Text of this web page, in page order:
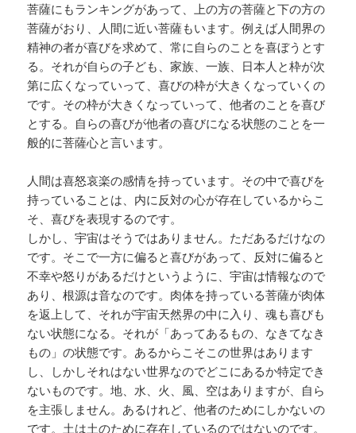
菩薩にもランキングがあって、上の方の菩薩と下の方の
菩薩がおり、人間に近い菩薩もいます。例えば人間界の
精神の者が喜びを求めて、常に自らのことを喜ぼうとす
る。それが自らの子ども、家族、一族、日本人と枠が次
第に広くなっていって、喜びの枠が大きくなっていくの
です。その枠が大きくなっていって、他者のことを喜び
とする。自らの喜びが他者の喜びになる状態のことを一
般的に菩薩心と言います。
人間は喜怒哀楽の感情を持っています。その中で喜びを
持っていることは、内に反対の心が存在しているからこ
そ、喜びを表現するのです。
しかし、宇宙はそうではありません。ただあるだけなの
です。そこで一方に偏ると喜びがあって、反対に偏ると
不幸や怒りがあるだけというように、宇宙は情報なので
あり、根源は音なのです。肉体を持っている菩薩が肉体
を返上して、それが宇宙天然界の中に入り、魂も喜びも
ない状態になる。それが「あってあるもの、なきてなき
もの」の状態です。あるからこそこの世界はあります
し、しかしそれはない世界なのでどこにあるか特定でき
ないものです。地、水、火、風、空はありますが、自ら
を主張しません。あるけれど、他者のためにしかないの
です。土は土のために存在しているのではないのです。